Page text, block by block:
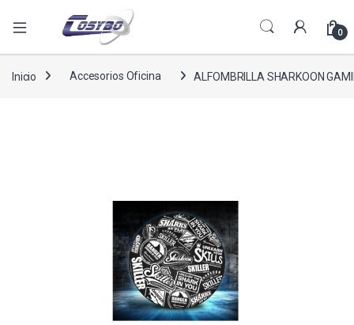
0
Inicio Accesorios Oficina ALFOMBRILLA SHARKOON